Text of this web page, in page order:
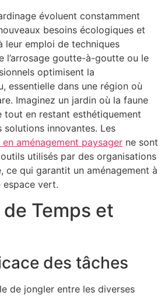
évoluent constamment
besoins écologiques et
leur emploi de techniques
l’arrosage goutte-à-goutte ou le
optimisent la
essentielle dans une région où
Imaginez un jardin où la faune
tout en restant esthétiquement
solutions innovantes. Les
aménagement paysager ne sont
utilisés par des organisations
ce qui garantit un aménagement à
vert.
Temps et
des tâches
de jongler entre les diverses